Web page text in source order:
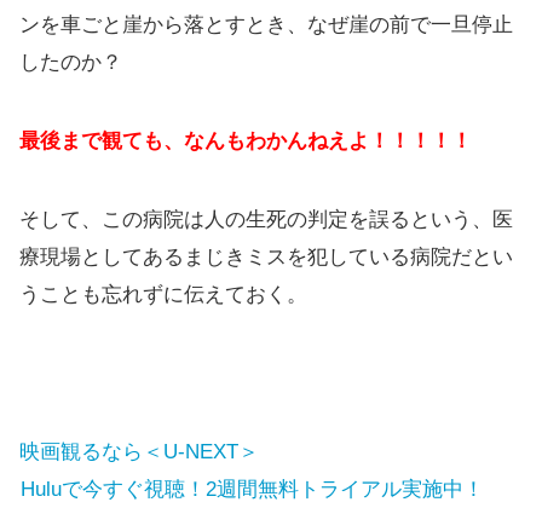
ンを車ごと崖から落とすとき、なぜ崖の前で一旦停止
したのか？
最後まで観ても、なんもわかんねえよ！！！！！
そして、この病院は人の生死の判定を誤るという、医
療現場としてあるまじきミスを犯している病院だとい
うことも忘れずに伝えておく。
映画観るなら＜U-NEXT＞
Huluで今すぐ視聴！2週間無料トライアル実施中！